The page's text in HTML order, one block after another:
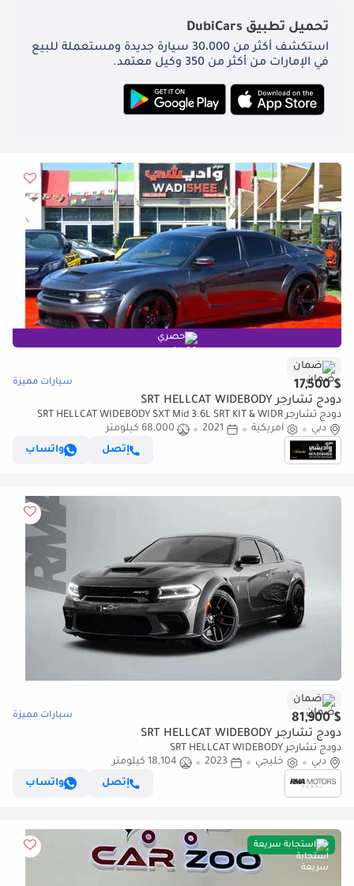
تحميل تطبيق DubiCars
استكشف أكثر من 30،000 سيارة جديدة ومستعملة للبيع
في الإمارات من أكثر من 350 وكيل معتمد.
حصري
ضمان
$ 17,500 سيارات مميزة
دودج تشارجر SRT HELLCAT WIDEBODY
دودج تشارجر SRT HELLCAT WIDEBODY SXT Mid 3.6L SRT KIT & WIDR
BODE // SUN ROOF //AIR BAGS // VERY GOOD CONDITION
دبي أمريكية 2021
68,000 كيلومتر
إتصل
واتساب
ضمان
$ 81,900 سيارات مميزة
دودج تشارجر SRT HELLCAT WIDEBODY
دودج تشارجر SRT HELLCAT WIDEBODY
دبي
خليجي 2023
18,104 كيلومتر
إتصل
واتساب
استجابة سريعة